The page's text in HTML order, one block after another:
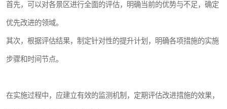
首先，可以对各景区进行全面的评估，明确当前的优势与不足，确定
优先改进的领域。
其次，根据评估结果，制定针对性的提升计划，明确各项措施的实施
步骤和时间节点。
在实施过程中，应建立有效的监测机制，定期评估改进措施的效果，